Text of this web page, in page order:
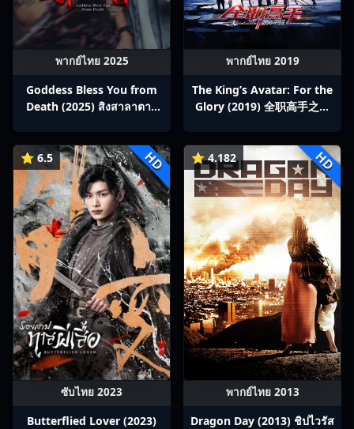
พากย์ไทย 2025
Goddess Bless You from
Death (2025) สิงสาลาตาย
พากย์ไทย 2019
The King’s Avatar: For the
Glory (2019) 全职高手之巅
⭐ 6.5 HD
ซับไทย 2023
Butterflied Lover (2023)
⭐ 4.182 HD
พากย์ไทย 2013
Dragon Day (2013) ชิปไวรัส